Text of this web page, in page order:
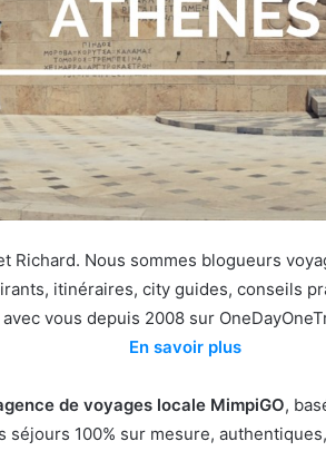
Richard. Nous sommes blogueurs
itinéraires, city guides, conseils
avec vous depuis 2008 sur
En savoir plus
de voyages locale MimpiGO,
séjours 100% sur mesure,